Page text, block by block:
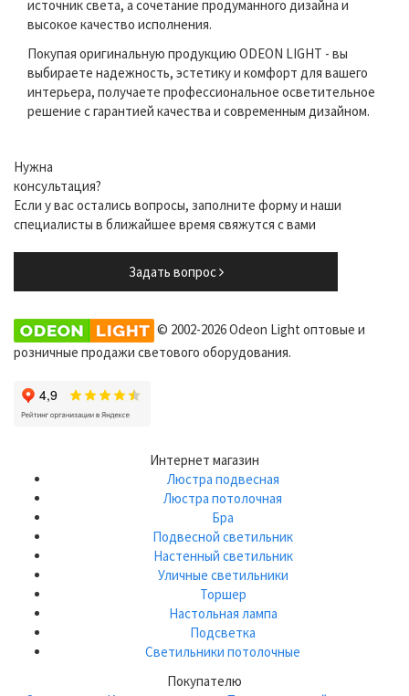
источник света, а сочетание продуманного дизайна и
высокое качество исполнения.
Покупая оригинальную продукцию ODEON LIGHT - вы
выбираете надежность, эстетику и комфорт для вашего
интерьера, получаете профессиональное осветительное
решение с гарантией качества и современным дизайном.
Нужна
консультация?
Если у вас остались вопросы, заполните форму и наши
специалисты в ближайшее время свяжутся с вами
Задать вопрос
© 2002-2026 Odeon Light оптовые и
розничные продажи светового оборудования.
Интернет магазин
Люстра подвесная
Люстра потолочная
Бра
Подвесной светильник
Настенный светильник
Уличные светильники
Торшер
Настольная лампа
Подсветка
Светильники потолочные
Покупателю